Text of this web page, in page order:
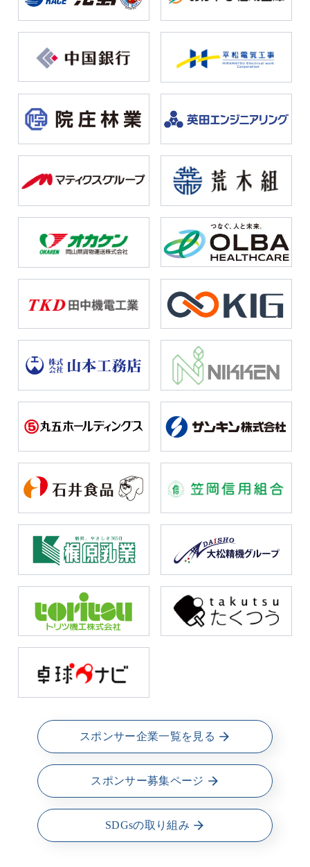
スポンサー企業一覧を見る
スポンサー募集ページ
SDGsの取り組み